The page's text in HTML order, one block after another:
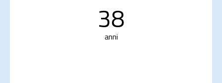
38
anni